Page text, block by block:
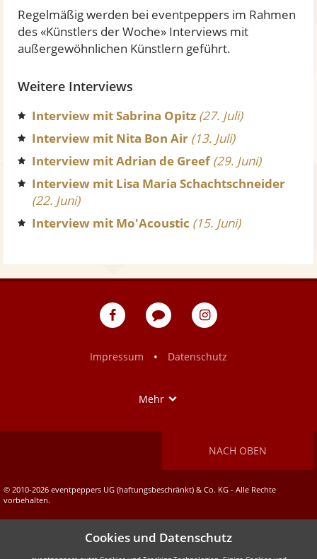
Regelmäßig werden bei eventpeppers im Rahmen
des «Künstlers der Woche» Interviews mit
außergewöhnlichen Künstlern geführt.
Weitere Interviews
Interview mit Sabrina Opitz (27. Juli)
Interview mit Nita Bon Air (13. Juli)
Interview mit Adrian de Greef(29. Juni)
Interview mit Lisa Maria Schachtschneider
(22. Juni)
Interview mit Mo'Acoustic (15. Juni)
eventpeppers
Blog
eventpeppers
Impressum
• Datenschutz
Mehr
NACH OBEN
© 2010-2026 eventpeppers UG (haftungsbeschränkt) & Co. KG - Alle Rechte
vorbehalten.
Cookies und Datenschutz